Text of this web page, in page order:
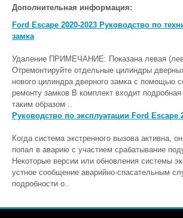
Дополнительная информация:
Ford Escape 2020-2023 Руководство по
замка
Удаление ПРИМЕЧАНИЕ: Показана левая
Отремонтируйте отдельные цилиндры
нового цилиндра дверного замка с помощью
ремонту замков В комплект входит
таким образом ..
Руководство по эксплуатации Ford
Когда система экстренного вызова
попал в аварию с участием срабатывание
Некоторые версии или обновления системы
устное сообщение аварийно-спасательным
подробности о..